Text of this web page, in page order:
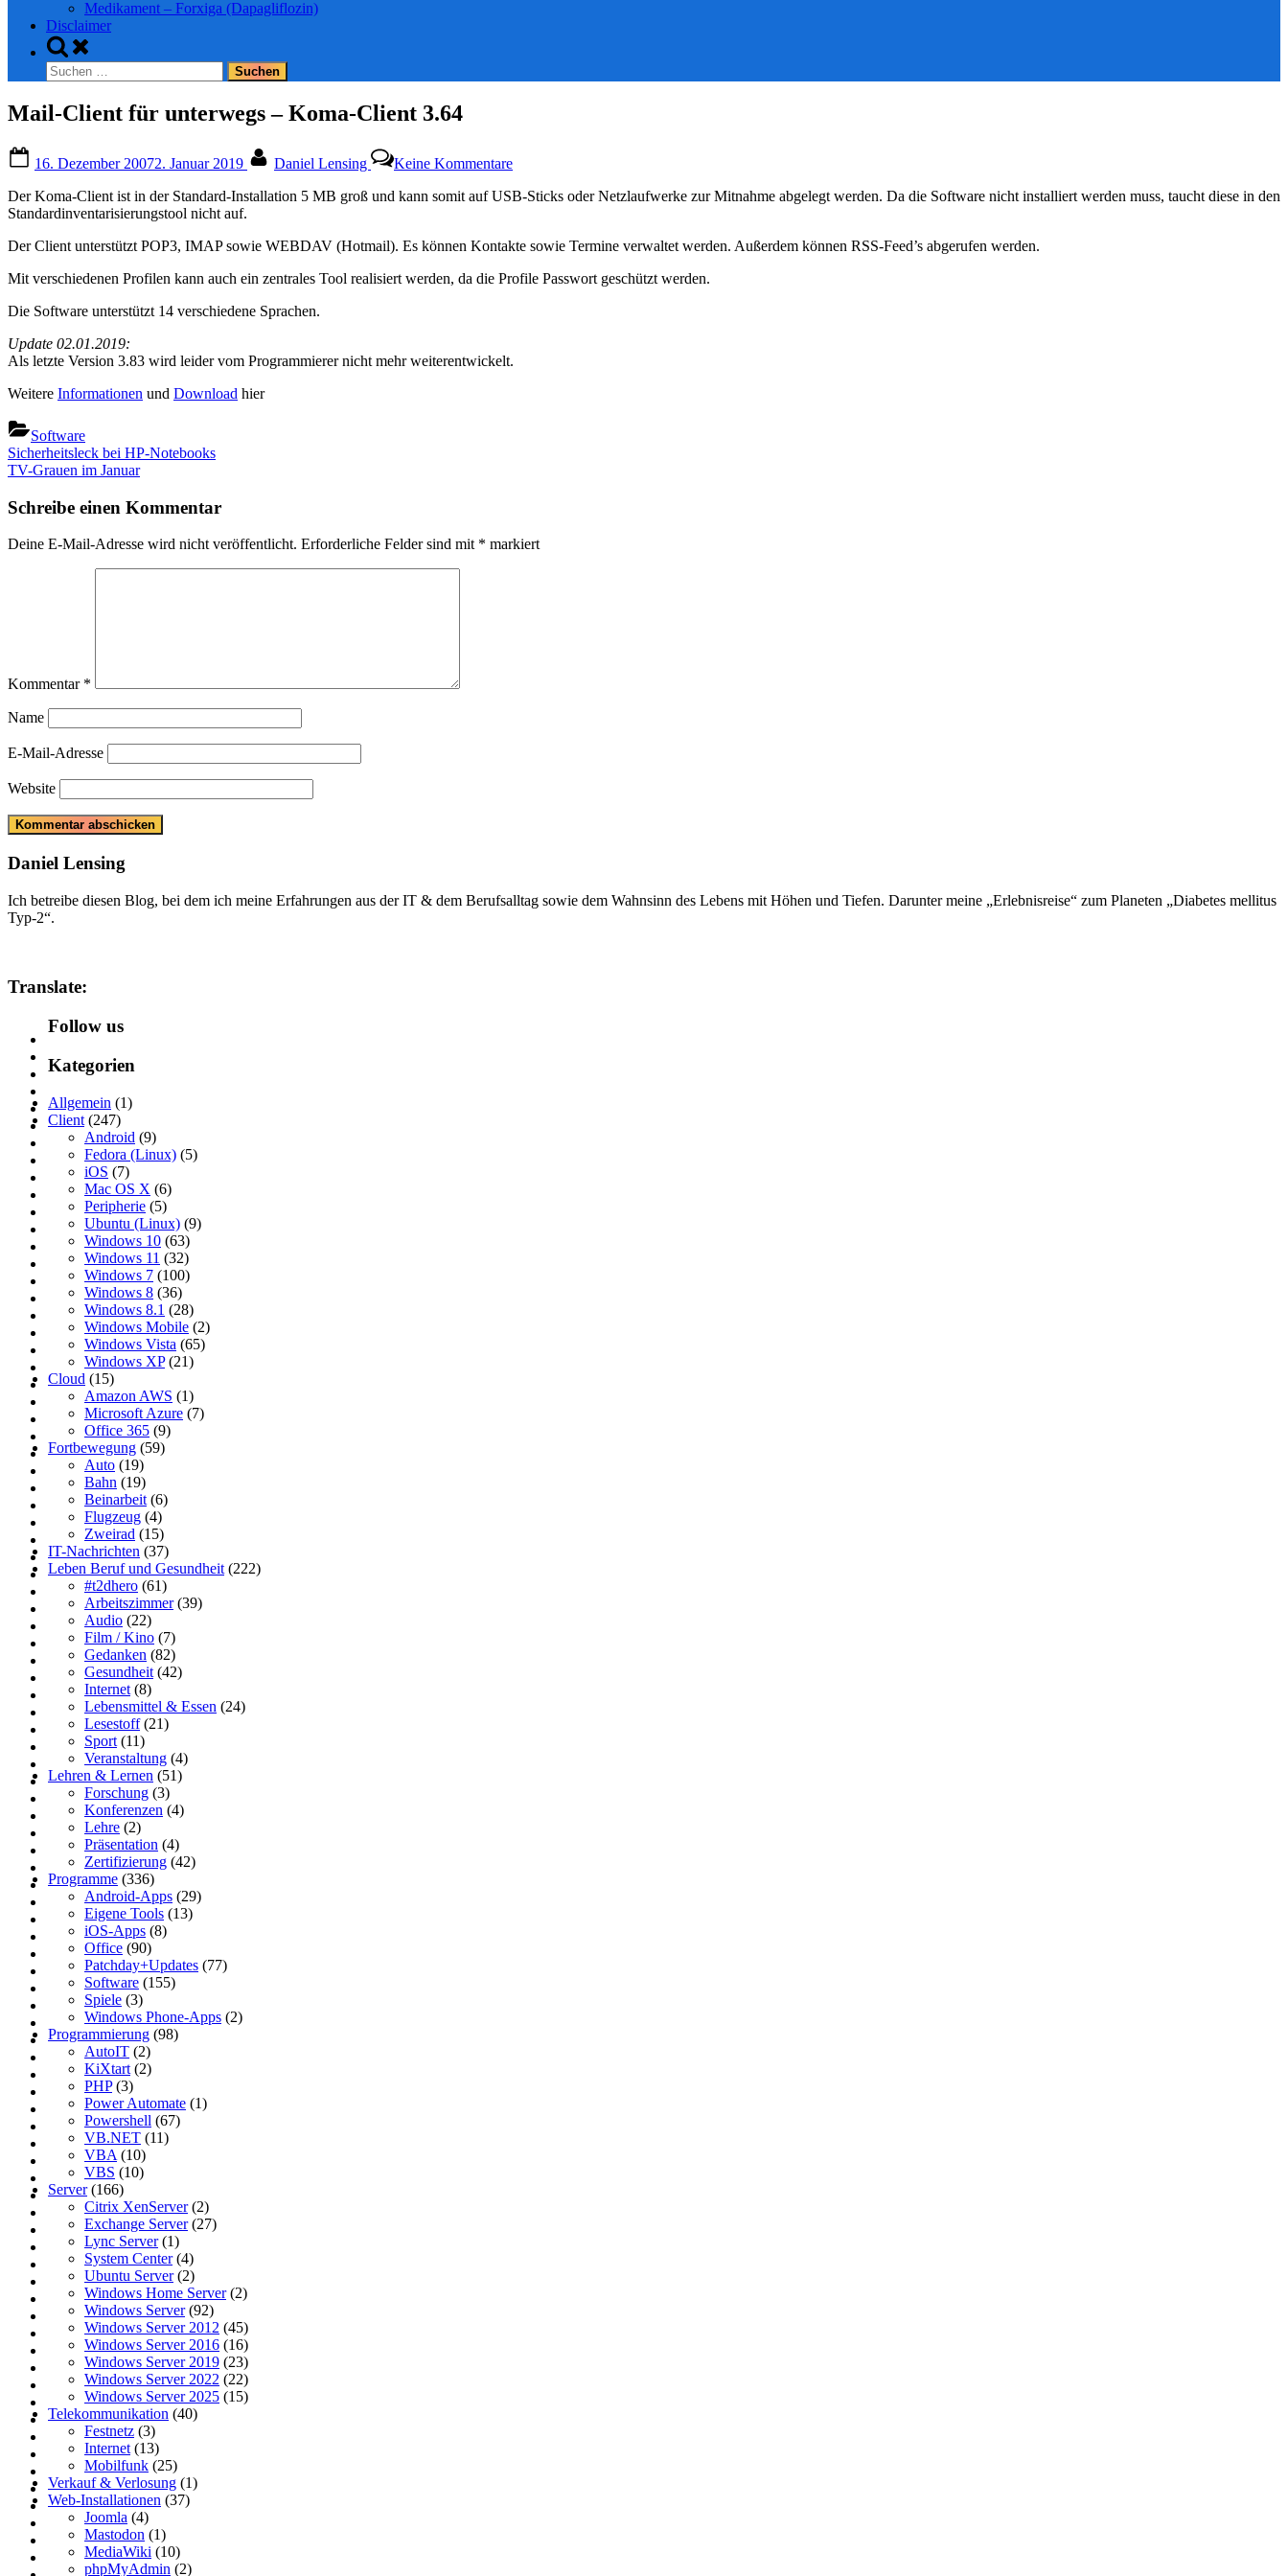
Medikament – Forxiga (Dapagliflozin)
Disclaimer
Toggle
search
form
Suchen
nach:
Mail-Client für unterwegs – Koma-Client 3.64
on
16. Dezember 20072. Januar 2019 Daniel Lensing Keine KommentareMail-
Client
für
–
Koma-
Client
Der Koma-Client ist in der Standard-Installation 5 MB groß und kann somit auf USB-Sticks oder Netzlaufwerke zur Mitnahme abgelegt werden. Da die Software nicht installiert werden muss, taucht diese in den
Standardinventarisierungstool nicht auf.
Der Client unterstützt POP3, IMAP sowie WEBDAV (Hotmail). Es können Kontakte sowie Termine verwaltet werden. Außerdem können RSS-Feed’s abgerufen werden.
Mit verschiedenen Profilen kann auch ein zentrales Tool realisiert werden, da die Profile Passwort geschützt werden.
Die Software unterstützt 14 verschiedene Sprachen.
Update 02.01.2019:
Als letzte Version 3.83 wird leider vom Programmierer nicht mehr weiterentwickelt.
Weitere Informationen und Download hier
Software
Beitragsnavigation
Previous
Post:
Sicherheitsleck bei HP-Notebooks
Next
TV-Grauen im Januar
Schreibe einen Kommentar
Deine E-Mail-Adresse wird nicht veröffentlicht. Erforderliche Felder sind mit * markiert
Kommentar *
Name
E-Mail-Adresse
Website
Daniel Lensing
Ich betreibe diesen Blog, bei dem ich meine Erfahrungen aus der IT & dem Berufsalltag sowie dem Wahnsinn des Lebens mit Höhen und Tiefen. Darunter meine „Erlebnisreise“ zum Planeten „Diabetes mellitus
Typ-2“.
Translate:
Follow us
Kategorien
Allgemein (1)
Client (247)
Android (9)
Fedora (Linux) (5)
iOS (7)
Mac OS X (6)
Peripherie (5)
Ubuntu (Linux) (9)
Windows 10 (63)
Windows 11 (32)
Windows 7 (100)
Windows 8 (36)
Windows 8.1 (28)
Windows Mobile (2)
Windows Vista (65)
Windows XP(21)
Cloud (15)
Amazon AWS (1)
Microsoft Azure (7)
Office 365 (9)
Fortbewegung (59)
Auto (19)
Bahn (19)
Beinarbeit (6)
Flugzeug (4)
Zweirad (15)
IT-Nachrichten (37)
Leben Beruf und Gesundheit (222)
#t2dhero (61)
Arbeitszimmer(39)
Audio (22)
Film / Kino (7)
Gedanken (82)
Gesundheit (42)
Internet (8)
Lebensmittel & Essen (24)
Lesestoff(21)
Sport (11)
Veranstaltung (4)
Lehren & Lernen (51)
Forschung (3)
Konferenzen (4)
Lehre (2)
Präsentation (4)
Zertifizierung (42)
Programme (336)
Android-Apps (29)
Eigene Tools (13)
iOS-Apps (8)
Office (90)
Patchday+Updates (77)
Software (155)
Spiele (3)
Windows Phone-Apps (2)
Programmierung (98)
AutoIT (2)
KiXtart (2)
PHP(3)
Power Automate (1)
Powershell (67)
VB.NET (11)
VBA (10)
VBS (10)
Server(166)
Citrix XenServer(2)
Exchange Server(27)
Lync Server(1)
System Center(4)
Ubuntu Server(2)
Windows Home Server(2)
Windows Server(92)
Windows Server 2012 (45)
Windows Server 2016 (16)
Windows Server 2019 (23)
Windows Server 2022 (22)
Windows Server 2025 (15)
Telekommunikation (40)
Festnetz (3)
Internet (13)
Mobilfunk (25)
Verkauf & Verlosung (1)
Web-Installationen (37)
Joomla (4)
Mastodon (1)
MediaWiki (10)
phpMyAdmin (2)